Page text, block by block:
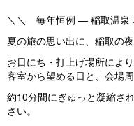
＼＼ 毎年恒例 ― 稲取温
夏の旅の思い出に、稲取の
お日にち・打上げ場所により
客室から望める日と、会場
約10分間にぎゅっと凝縮さ
さい。